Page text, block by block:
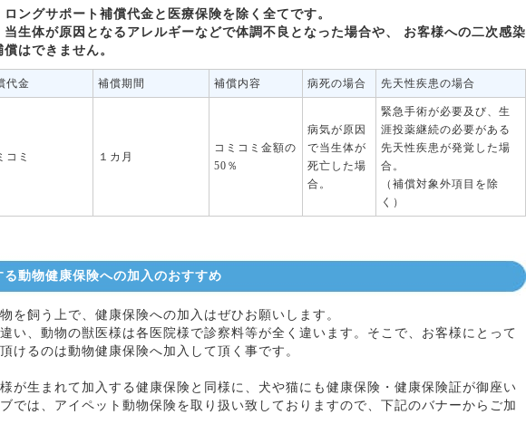
ングサポート補償代金と医療保険を除く全てです。
生体が原因となるアレルギーなどで体調不良となった場合や、 お客様への二次感染
はできません。
代金 補償期間 補償内容 病死の場合 先天性疾患の場合
コミ １カ月
コミコミ金額の
50％
病気が原因
で当生体が
死亡した場
合。
緊急手術が必要及び、生
涯投薬継続の必要がある
先天性疾患が発覚した場
合。
（補償対象外項目を除
く）
る動物健康保険への加入のおすすめ
を飼う上で、健康保険への加入はぜひお願いします。
い、動物の獣医様は各医院様で診察料等が全く違います。そこで、お客様にとって
けるのは動物健康保険へ加入して頂く事です。
が生まれて加入する健康保険と同様に、犬や猫にも健康保険・健康保険証が御座い
では、アイペット動物保険を取り扱い致しておりますので、下記のバナーからご加